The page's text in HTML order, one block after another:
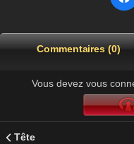
Commentaires (0)
Vous devez vous
Tête